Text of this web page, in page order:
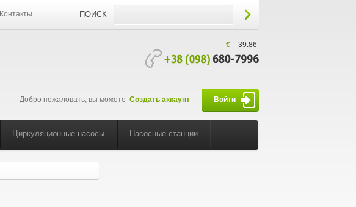
ПОИСК
Контакты
€- 39.86
Добро пожаловать, вы можете Создать аккаунт Войти
Циркуляционные насосы Насосные станции